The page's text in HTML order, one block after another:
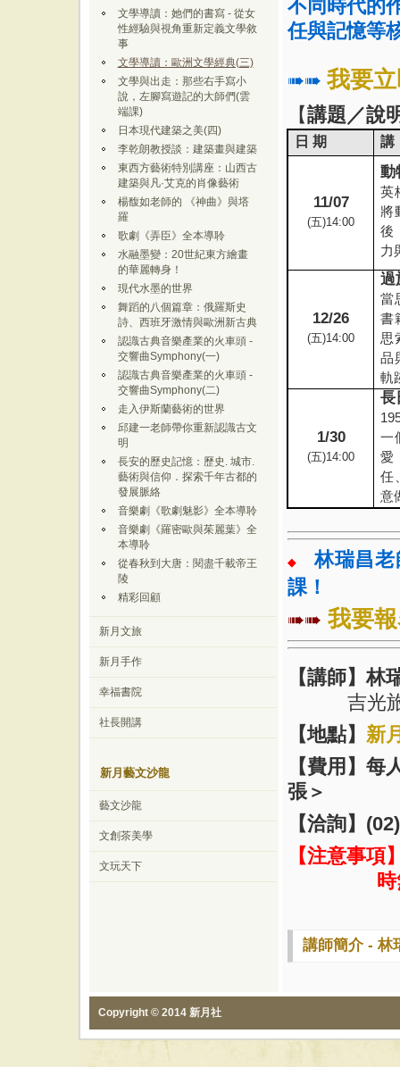
文學導讀：她們的書寫 - 從女
性經驗與視角重新定義文學敘
事
文學導讀：歐洲文學經典(三)
文學與出走：那些右手寫小
說，左腳寫遊記的大師們(雲
端課)
日本現代建築之美(四)
李乾朗教授談：建築畫與建築
東西方藝術特別講座：山西古
建築與凡·艾克的肖像藝術
楊馥如老師的 《神曲》與塔
羅
歌劇《弄臣》全本導聆
水融墨變：20世紀東方繪畫
的華麗轉身！
現代水墨的世界
舞蹈的八個篇章：俄羅斯史
詩、西班牙激情與歐洲新古典
認識古典音樂產業的火車頭 -
交響曲Symphony(一)
認識古典音樂產業的火車頭 -
交響曲Symphony(二)
走入伊斯蘭藝術的世界
邱建一老師帶你重新認識古文
明
長安的歷史記憶：歷史. 城市.
藝術與信仰．探索千年古都的
發展脈絡
音樂劇《歌劇魅影》全本導聆
音樂劇《羅密歐與茱麗葉》全
本導聆
從春秋到大唐：閱盡千載帝王
陵
精彩回顧
新月文旅
新月手作
幸福書院
社長開講
新月藝文沙龍
藝文沙龍
文創茶美學
文玩天下
不同時代的
任與記憶等
➠➠ 我要
【講題／說
日 期
11/07
(五)14:00
動
英
將
後
力
12/26
(五)14:00
過
當
書
思
品
軌
1/30
(五)14:00
長
一
愛
任
意
◆
林瑞昌
課！
➠➠ 我要
【講師】林
吉光
【地點】 新
【費用】每
張＞
【洽詢】
【注意事
講師簡介 - 林
Copyright © 2014 新月社